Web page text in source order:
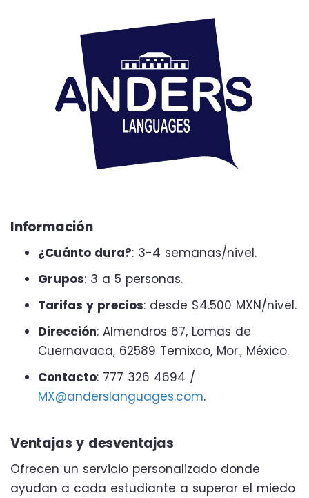
Información
¿Cuánto dura?: 3-4 semanas/nivel.
Grupos: 3 a 5 personas.
Tarifas y precios: desde $4.500 MXN/nivel.
Dirección: Almendros 67, Lomas de
Cuernavaca, 62589 Temixco, Mor., México.
Contacto: 777 326 4694 /
MX@anderslanguages.com.
Ventajas y desventajas
Ofrecen un servicio personalizado donde
ayudan a cada estudiante a superar el miedo